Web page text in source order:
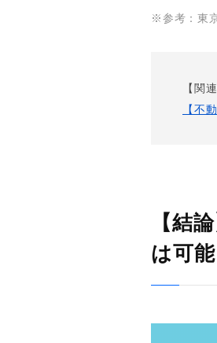
※参考：東
【関
【不
【結
は可能